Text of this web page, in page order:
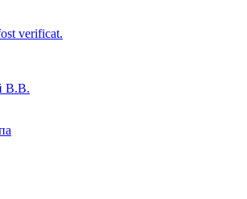
verificat.
В.В.